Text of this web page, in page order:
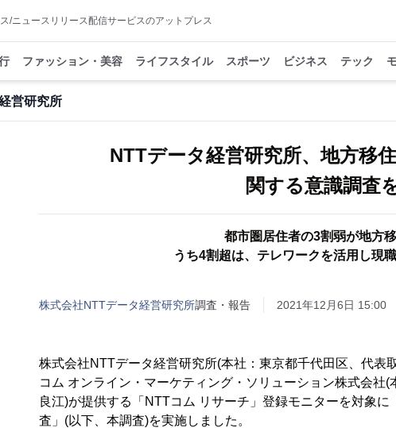
/ニュースリリース配信サービスのアットプレス
ファッション・美容 ライフスタイル スポーツ ビジネス テック
営研究所
NTTデータ経営研究所、地方移
関する意識調査
都市圏居住者の3割弱が地方移
うち4割超は、テレワークを活用し現
株式会社NTTデータ経営研究所調査・報告 2021年12月6日 15:00
株式会社NTTデータ経営研究所(本社：東京都千代田区、代表
コム オンライン・マーケティング・ソリューション株式会社
良江)が提供する「NTTコム リサーチ」登録モニターを対象
査」(以下、本調査)を実施しました。